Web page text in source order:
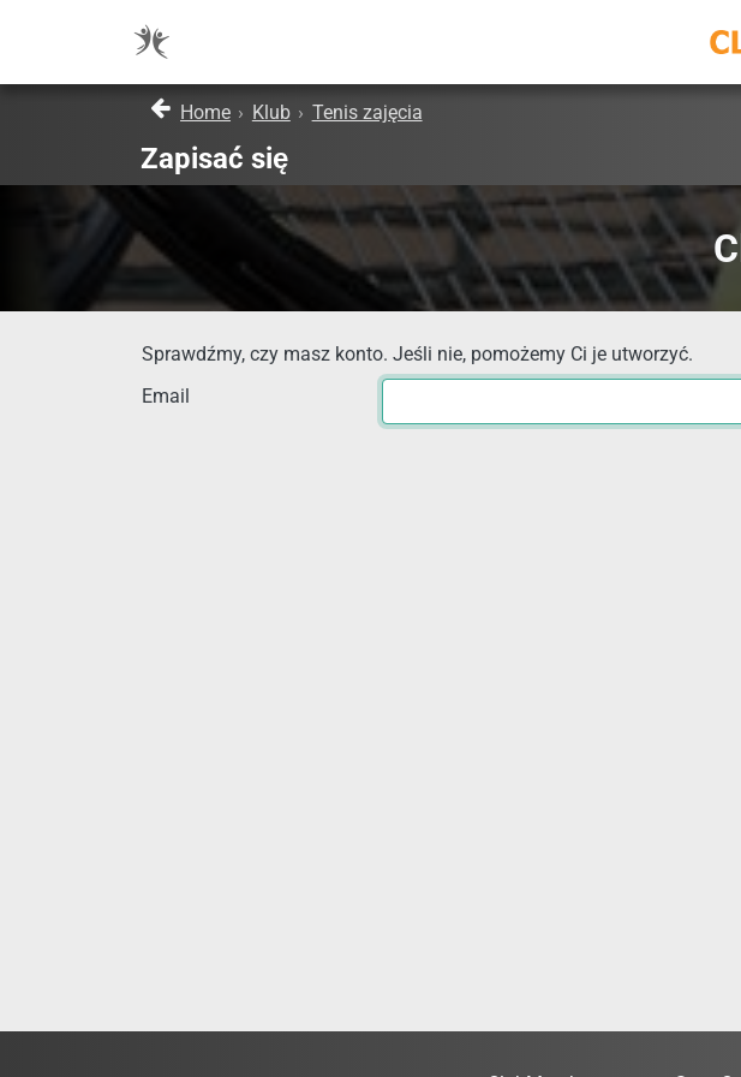
Home › Klub › Tenis zajęcia
Zapisać się
Sprawdźmy, czy masz konto. Jeśli nie, pomożemy Ci je utworzyć.
Email